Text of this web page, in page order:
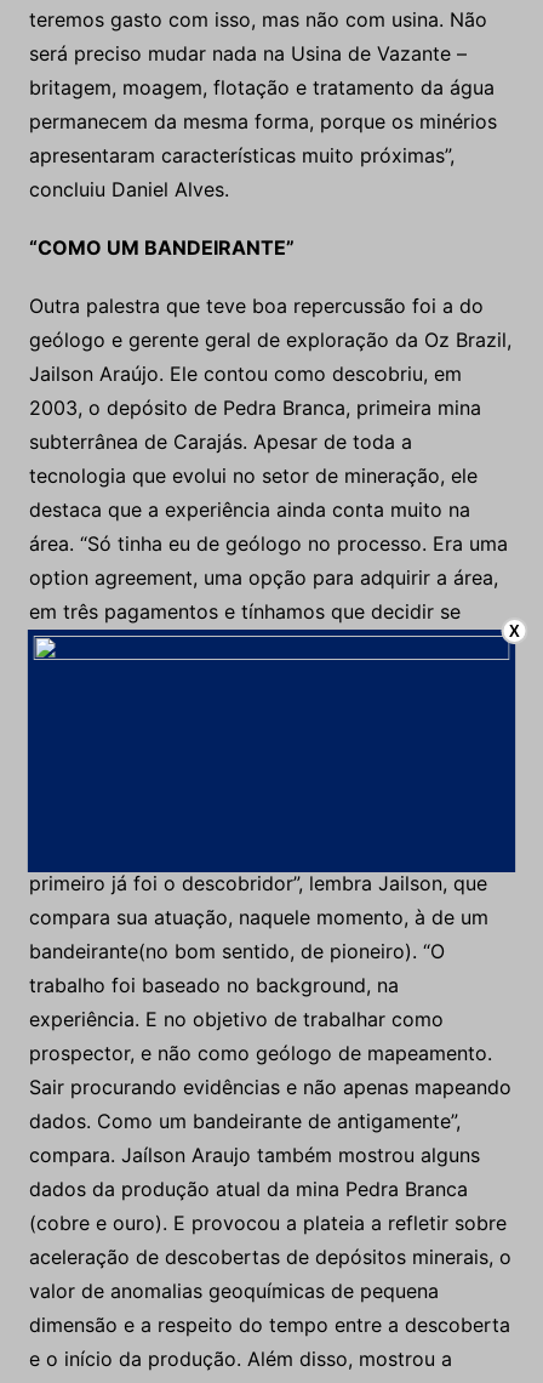
teremos gasto com isso, mas não com usina. Não
será preciso mudar nada na Usina de Vazante –
britagem, moagem, flotação e tratamento da água
permanecem da mesma forma, porque os minérios
apresentaram características muito próximas”,
concluiu Daniel Alves.
“COMO UM BANDEIRANTE”
Outra palestra que teve boa repercussão foi a do
geólogo e gerente geral de exploração da Oz Brazil,
Jailson Araújo. Ele contou como descobriu, em
2003, o depósito de Pedra Branca, primeira mina
subterrânea de Carajás. Apesar de toda a
tecnologia que evolui no setor de mineração, ele
destaca que a experiência ainda conta muito na
área. “Só tinha eu de geólogo no processo. Era uma
option agreement, uma opção para adquirir a área,
em três pagamentos e tínhamos que decidir se
ficaríamos ou não com a área. Para isso, tinha que
primeiro já foi o descobridor”, lembra Jailson, que
compara sua atuação, naquele momento, à de um
bandeirante(no bom sentido, de pioneiro). “O
trabalho foi baseado no background, na
experiência. E no objetivo de trabalhar como
prospector, e não como geólogo de mapeamento.
Sair procurando evidências e não apenas mapeando
dados. Como um bandeirante de antigamente”,
compara. Jaílson Araujo também mostrou alguns
dados da produção atual da mina Pedra Branca
(cobre e ouro). E provocou a plateia a refletir sobre
aceleração de descobertas de depósitos minerais, o
valor de anomalias geoquímicas de pequena
dimensão e a respeito do tempo entre a descoberta
e o início da produção. Além disso, mostrou a
X